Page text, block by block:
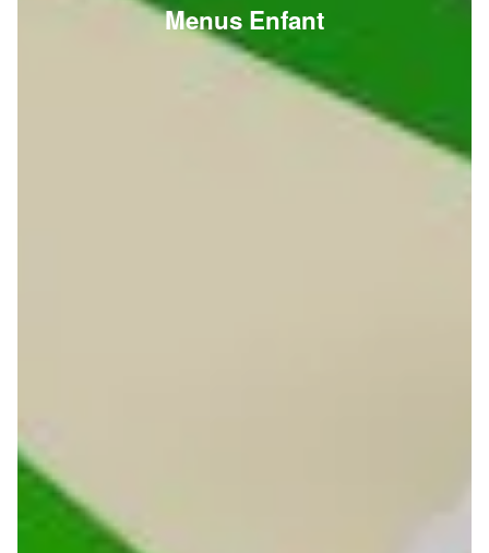
Menus Enfant